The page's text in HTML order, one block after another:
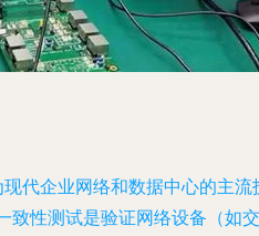
代企业网络和数据中心的主流
致性测试是验证网络设备（如交